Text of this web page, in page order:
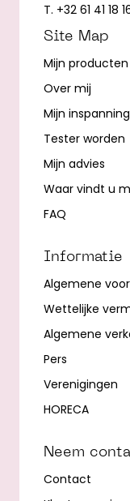
T. +32 61 41 18
Site Map
Mijn producten
Over mij
Mijn
Tester worden
Mijn advies
Waar vindt u
FAQ
Informatie
Algemene
Wettelijke
Algemene
Pers
Verenigingen
HORECA
Neem
Contact